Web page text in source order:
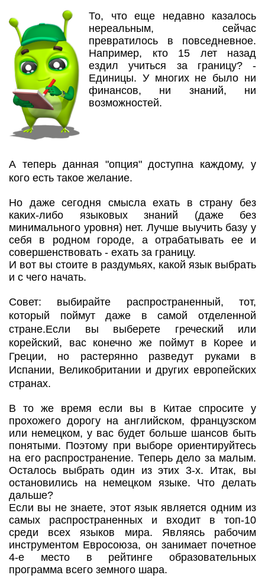
То, что еще недавно казалось
нереальным, сейчас
превратилось в повседневное.
Например, кто 15 лет назад
ездил учиться за границу? -
Единицы. У многих не было ни
финансов, ни знаний, ни
возможностей.
А теперь данная "опция" доступна каждому, у
кого есть такое желание.
Но даже сегодня смысла ехать в страну без
каких-либо языковых знаний (даже без
минимального уровня) нет. Лучше выучить базу у
себя в родном городе, а отрабатывать ее и
совершенствовать - ехать за границу.
И вот вы стоите в раздумьях, какой язык выбрать
и с чего начать.
Совет: выбирайте распространенный, тот,
который поймут даже в самой отделенной
стране.Если вы выберете греческий или
корейский, вас конечно же поймут в Корее и
Греции, но растерянно разведут руками в
Испании, Великобритании и других европейских
странах.
В то же время если вы в Китае спросите у
прохожего дорогу на английском, французском
или немецком, у вас будет больше шансов быть
понятыми. Поэтому при выборе ориентируйтесь
на его распространение. Теперь дело за малым.
Осталось выбрать один из этих 3-х. Итак, вы
остановились на немецком языке. Что делать
дальше?
Если вы не знаете, этот язык является одним из
самых распространенных и входит в топ-10
среди всех языков мира. Являясь рабочим
инструментом Евросоюза, он занимает почетное
4-е место в рейтинге образовательных
программа всего земного шара.